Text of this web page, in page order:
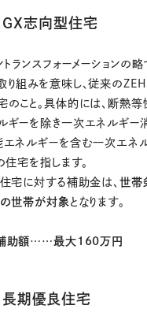
GX志向型住宅
トランスフォーメーションの
り組みを意味し、従来の
こと。具体的には、断熱等
ギーを除き一次エネルギー
エネルギーを含む一次エネ
宅を指します。
宅に対する補助金は、 世帯
の世帯が対象 となります。
助額……最大160万円
長期優良住宅